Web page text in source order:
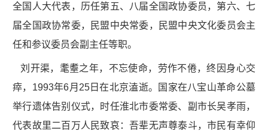
全国人大代表，历任第五、八届全国政协委员，第六、七
届全国政协常委，民盟中央常委，民盟中央文化委员会主
任和参议委员会副主任等职。
刘开渠，耄耋之年，不忘使命，劳作不倦，终因身心交
瘁，1993年6月25日在北京溘逝。国家在八宝山革命公墓
举行遗体告别仪式，时任淮北市委常委、副市长吴孝雨，
代表故里二百万人民致哀：吾辈无声尊泰斗，市民有幸仰